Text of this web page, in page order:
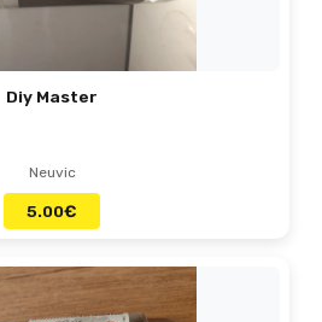
Diy Master
Neuvic
5.00€